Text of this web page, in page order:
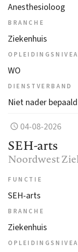
Anesthesioloog
BRANCHE
Ziekenhuis
WO
DIENSTVERBAND
Niet nader bepaald
04-08-2026
SEH-arts
Noordwest
FUNCTIE
SEH-arts
BRANCHE
Ziekenhuis